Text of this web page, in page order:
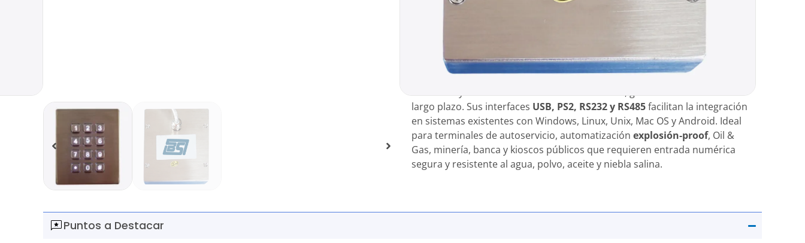
TE AYUDAMOS A ELEGIR
y
estructuraantivandálicapara uso intensivo en entornos hostiles. Ofrece
retroiluminación industrial enblanco, azul, rojo o verde, teclas de carbono
largo plazo. Sus interfaces USB, PS2, RS232 y RS485facilitan la integración
en sistemas existentes con Windows, Linux, Unix, Mac OS y Android. Ideal
para terminales de autoservicio, automatización explosión‑proof, Oil &
Gas, minería, banca y kioscos públicos que requieren entrada numérica
segura y resistente al agua, polvo, aceite y niebla salina.
Puntos a Destacar